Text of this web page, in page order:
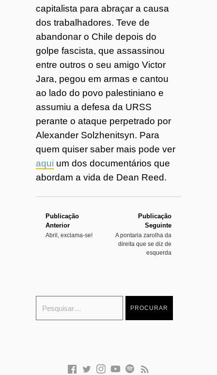
capitalista para abraçar a causa
dos trabalhadores. Teve de
abandonar o Chile depois do
golpe fascista, que assassinou
entre outros o seu amigo Victor
Jara, pegou em armas e cantou
ao lado do povo palestiniano e
assumiu a defesa da URSS
perante o ataque perpetrado por
Alexander Solzhenitsyn. Para
quem quiser saber mais pode ver
aqui um dos documentários que
abordam a vida de Dean Reed.
Publicação
Anterior
Abril, exclama-se!
Publicação
Seguinte
A pontaria zarolha da
direita que se diz de
esquerda
F T I Y S F